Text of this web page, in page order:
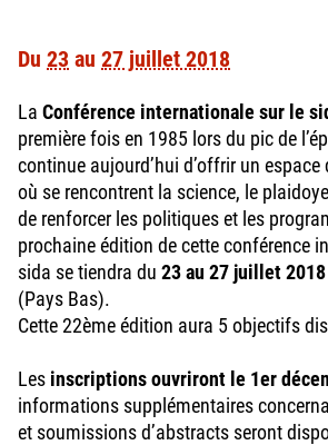
Du 23 au 27 juillet 2018
La Conférence internationale sur le
première fois en 1985 lors du pic de
continue aujourd’hui d’offrir un espace
où se rencontrent la science, le
de renforcer les politiques et les
prochaine édition de cette conférence
sida se tiendra du 23 au 27 juillet
(Pays Bas).
Cette 22ème édition aura 5 objectifs
Les inscriptions ouvriront le 1er
informations supplémentaires
et soumissions d’abstracts seront